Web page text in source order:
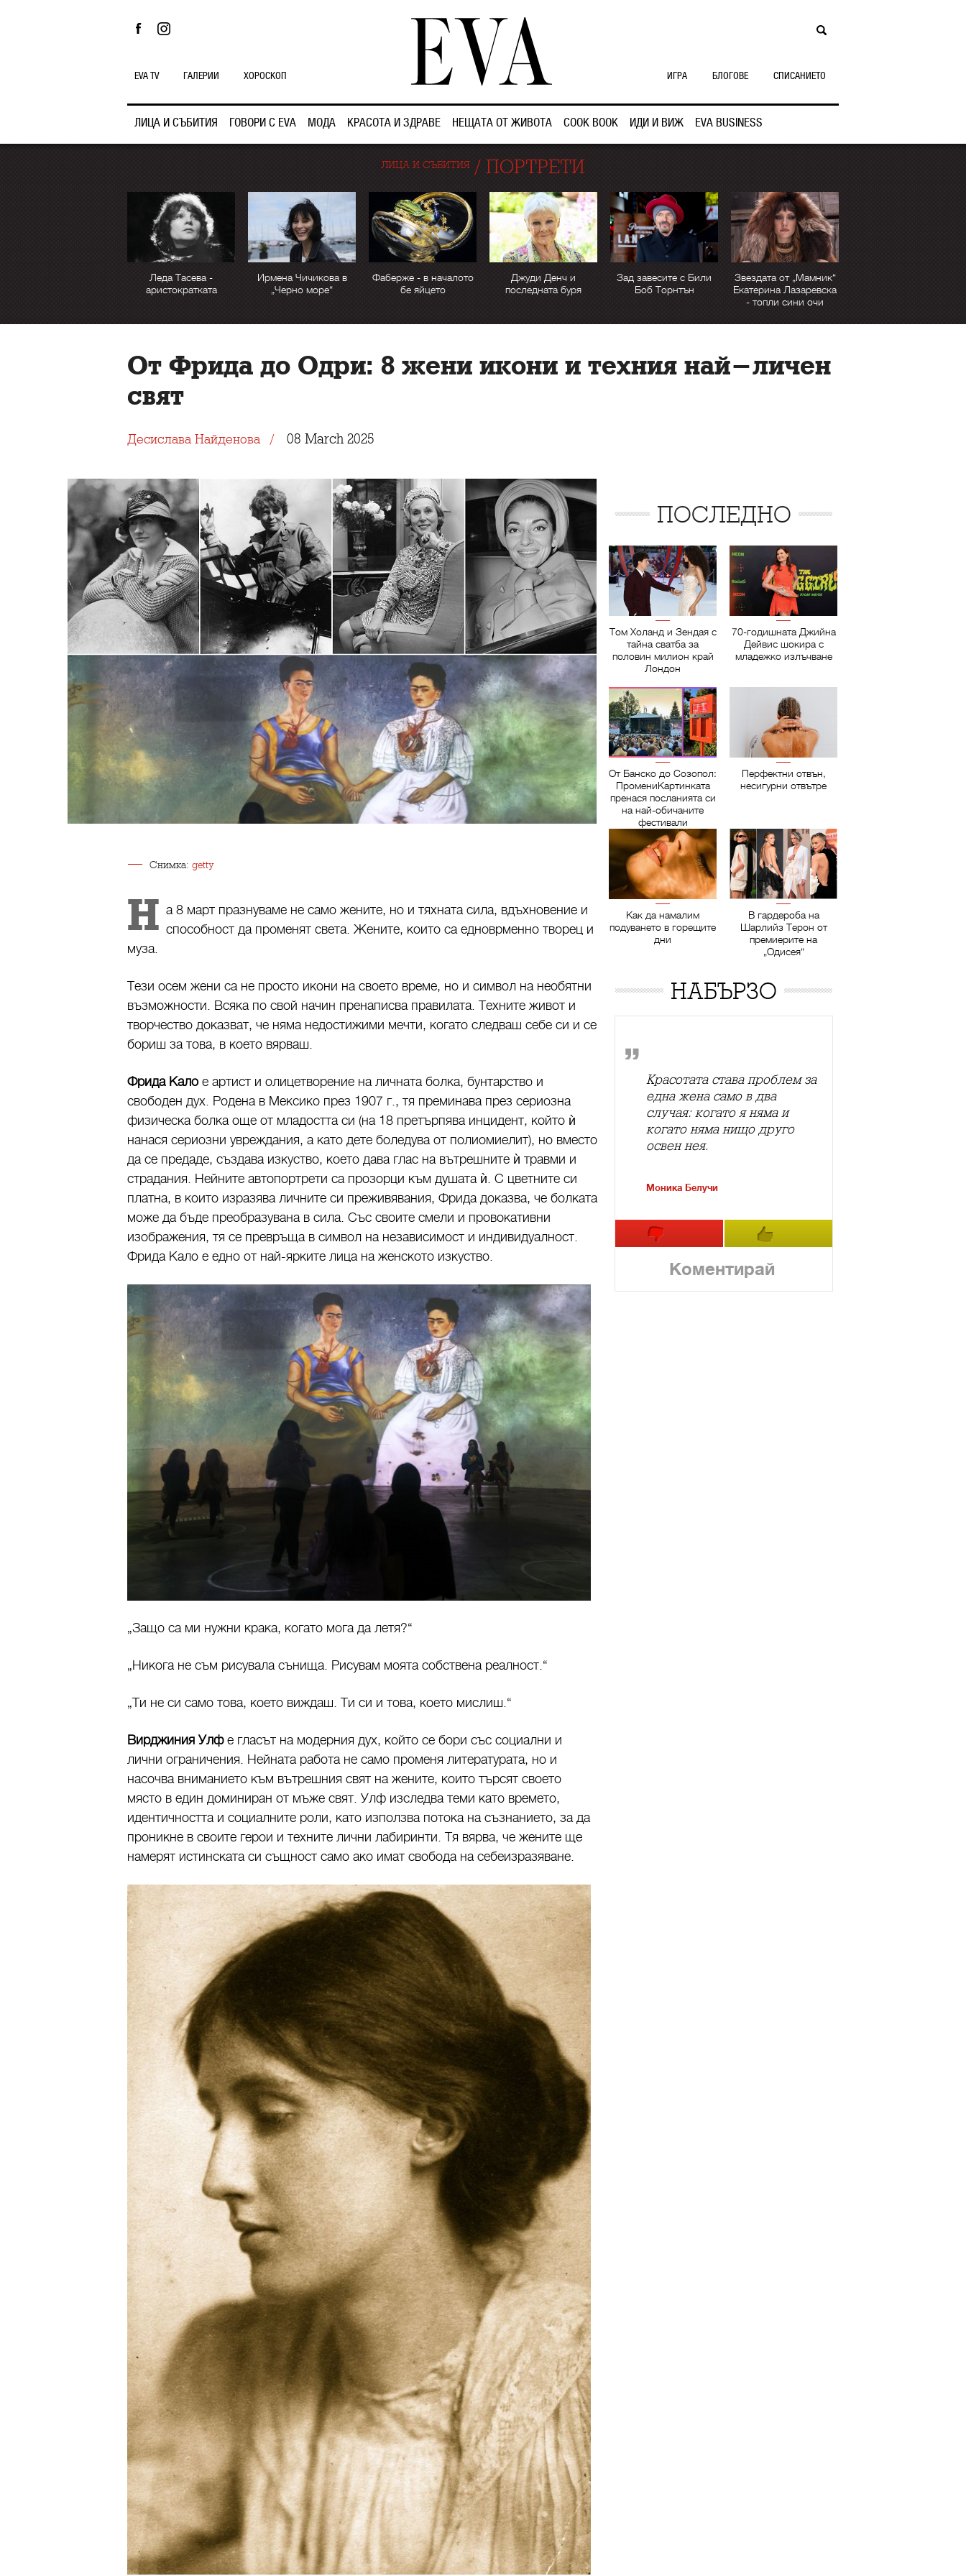
ЛИЦА И СЪБИТИЯ ГОВОРИ С EVA МОДА КРАСОТА И ЗДРАВЕ НЕЩАТА ОТ ЖИВОТА COOK BOOK ИДИ И ВИЖ EVA BUSINESS
EVA TV ГАЛЕРИИ ХОРОСКОП ИГРА БЛОГОВЕ СПИСАНИЕТО
ЛИЦА И СЪБИТИЯ / ПОРТРЕТИ
Леда Тасева -
аристократката
Ирмена Чичикова в
„Черно море“
Фаберже - в началото
бе яйцето
Джуди Денч и
последната буря
Зад завесите с Били
Боб Торнтън
Звездата от „Мамник“
Екатерина Лазаревска
- топли сини очи
От Фрида до Одри: 8 жени икони и техния най-личен
свят
Десислава Найденова 08 March 2025
Снимка: getty
Н а 8 март празнуваме не само жените, но и тяхната сила, вдъхновение и
способност да променят света. Жените, които са едноврменно творец и
муза.
Тези осем жени са не просто икони на своето време, но и символ на необятни
възможности. Всяка по свой начин пренаписва правилата. Техните живот и
творчество доказват, че няма недостижими мечти, когато следваш себе си и се
бориш за това, в което вярваш.
Фрида Калое артист и олицетворение на личната болка, бунтарство и
свободен дух. Родена в Мексико през 1907 г., тя преминава през сериозна
физическа болка още от младостта си (на 18 претърпява инцидент, който ѝ
нанася сериозни увреждания, а като дете боледува от полиомиелит), но вместо
да се предаде, създава изкуство, което дава глас на вътрешните ѝ травми и
страдания. Нейните автопортрети са прозорци към душата ѝ. С цветните си
платна, в които изразява личните си преживявания, Фрида доказва, че болката
може да бъде преобразувана в сила. Със своите смели и провокативни
изображения, тя се превръща в символ на независимост и индивидуалност.
Фрида Кало е едно от най-ярките лица на женското изкуство.
„Защо са ми нужни крака, когато мога да летя?“
„Никога не съм рисувала сънища. Рисувам моята собствена реалност.“
„Ти не си само това, което виждаш. Ти си и това, което мислиш.“
Вирджиния Улфе гласът на модерния дух, който се бори със социални и
лични ограничения. Нейната работа не само променя литературата, но и
насочва вниманието към вътрешния свят на жените, които търсят своето
място в един доминиран от мъже свят. Улф изследва теми като времето,
идентичността и социалните роли, като използва потока на съзнанието, за да
проникне в своите герои и техните лични лабиринти. Тя вярва, че жените ще
намерят истинската си същност само ако имат свобода на себеизразяване.
ПОСЛЕДНО
Том Холанд и Зендая с
тайна сватба за
половин милион край
Лондон
70-годишната Джийна
Дейвис шокира с
младежко излъчване
От Банско до Созопол:
ПромениКартинката
пренася посланията си
на най-обичаните
фестивали
Перфектни отвън,
несигурни отвътре
Как да намалим
подуването в горещите
дни
В гардероба на
Шарлийз Терон от
премиерите на
„Одисея“
НАБЪРЗО
Красотата става проблем за
една жена само в два
случая: когато я няма и
когато няма нищо друго
освен нея.
Моника Белучи
Коментирай